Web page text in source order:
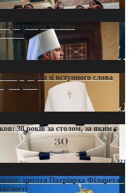
періодизація зі слова
епохи
формула зі вступного слова
доктрини
30 років за столом, за яким є
цитата Патріарха Філарета з